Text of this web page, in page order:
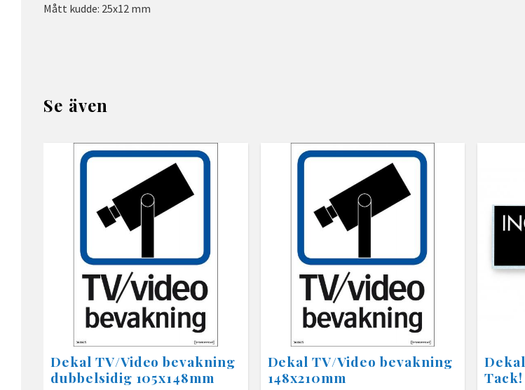
Mått kudde: 25x12 mm
Se även
Dekal TV/Video bevakning
dubbelsidig 105x148mm
Dekal TV/Video bevakning
148x210mm